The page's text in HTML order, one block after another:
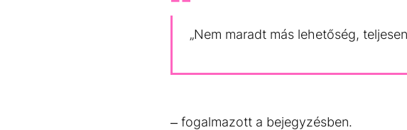
„Nem maradt más lehetőség,
– fogalmazott a bejegyzésben.